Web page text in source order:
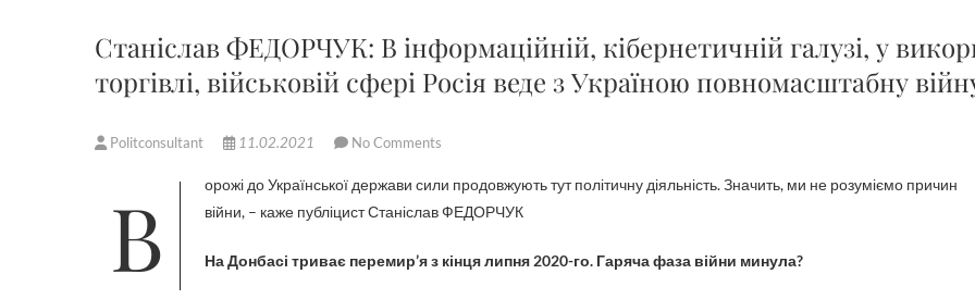
Станіслав ФЕДОРЧУК: В інформаційній, кібернетичній галузі, у
торгівлі, військовій сфері Росія веде з Україною повномасштабну
Politconsultant 11.02.2021 No Comments
Ворожі до Української держави сили продовжують тут політичну діяльність. Значить, ми не розуміємо причин війни, – каже публіцист Станіслав ФЕДОРЧУК
На Донбасі триває перемир’я з кінця липня 2020-го. Гаряча фаза війни минула?